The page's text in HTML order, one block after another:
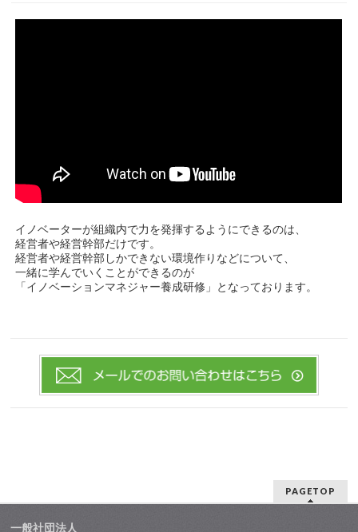
イノベーターが組織内で力を発揮するようにできるのは、
経営者や経営幹部だけです。
経営者や経営幹部しかできない環境作りなどについて、
一緒に学んでいくことができるのが
「イノベーションマネジャー養成研修」となっております。
PAGETOP
一般社団法人